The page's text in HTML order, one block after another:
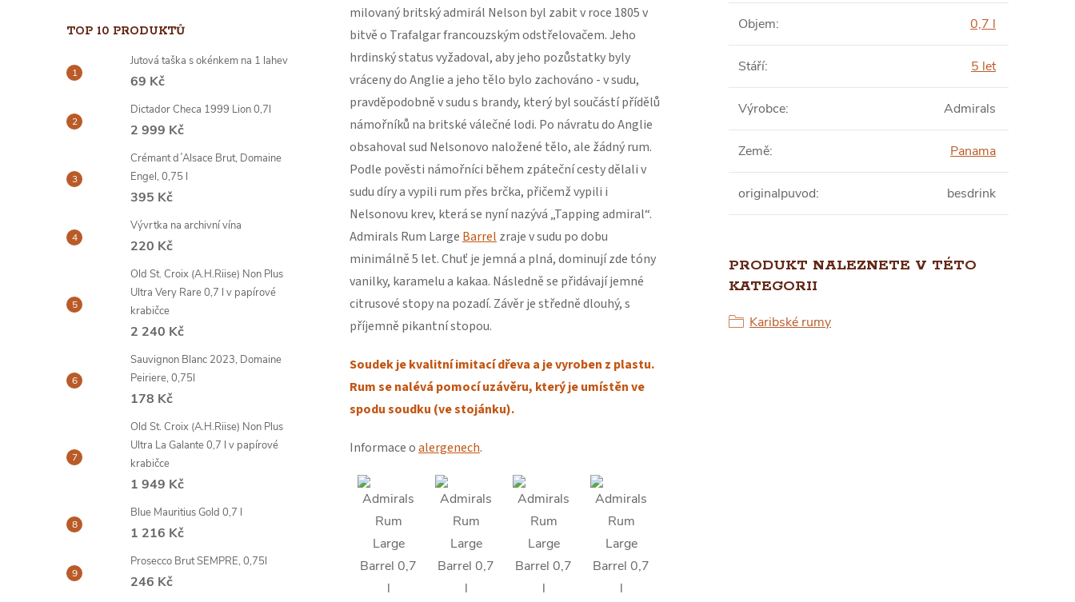
TOP 10 PRODUKTŮ
Jutová taška s okénkem na 1 lahev
69 Kč
Dictador Checa 1999 Lion 0,7l
2 999 Kč
Crémant d´Alsace Brut, Domaine
Engel, 0,75 l
395 Kč
Vývrtka na archivní vína
220 Kč
Old St. Croix (A.H.Riise) Non Plus
Ultra Very Rare 0,7 l v papírové
krabičce
2 240 Kč
Sauvignon Blanc 2023, Domaine
Peiriere, 0,75l
178 Kč
Old St. Croix (A.H.Riise) Non Plus
Ultra La Galante 0,7 l v papírové
krabičce
1 949 Kč
Blue Mauritius Gold 0,7 l
1 216 Kč
Prosecco Brut SEMPRE, 0,75l
246 Kč
milovaný britský admirál Nelson byl zabit v roce 1805 v
bitvě o Trafalgar francouzským odstřelovačem. Jeho
hrdinský status vyžadoval, aby jeho pozůstatky byly
vráceny do Anglie a jeho tělo bylo zachováno - v sudu,
pravděpodobně v sudu s brandy, který byl součástí přídělů
námořníků na britské válečné lodi. Po návratu do Anglie
obsahoval sud Nelsonovo naložené tělo, ale žádný rum.
Podle pověsti námořníci během zpáteční cesty dělali v
sudu díry a vypili rum přes brčka, přičemž vypili i
Nelsonovu krev, která se nyní nazývá „Tapping admiral“.
Admirals Rum Large Barrel zraje v sudu po dobu
minimálně 5 let. Chuť je jemná a plná, dominují zde tóny
vanilky, karamelu a kakaa. Následně se přidávají jemné
citrusové stopy na pozadí. Závěr je středně dlouhý, s
příjemně pikantní stopou.
Soudek je kvalitní imitací dřeva a je vyroben z plastu.
Rum se nalévá pomocí uzávěru, který je umístěn ve
spodu soudku (ve stojánku).
Informace oalergenech.
Objem: 0,7 l
Stáří: 5 let
Výrobce: Admirals
Země: Panama
originalpuvod: besdrink
PRODUKT NALEZNETE V TÉTO
KATEGORII
Karibské rumy